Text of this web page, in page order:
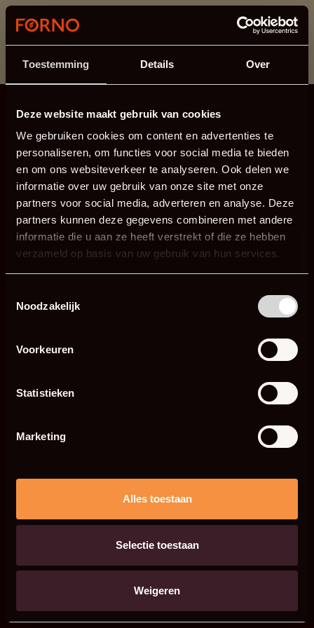
Toestemming Details Over
Deze website maakt gebruik van cookies
We gebruiken cookies om content en advertenties te
personaliseren, om functies voor social media te bieden
en om ons websiteverkeer te analyseren. Ook delen we
informatie over uw gebruik van onze site met onze
partners voor social media, adverteren en analyse. Deze
partners kunnen deze gegevens combineren met andere
informatie die u aan ze heeft verstrekt of die ze hebben
verzameld op basis van uw gebruik van hun services.
Noodzakelijk
Voorkeuren
Statistieken
Marketing
Alles toestaan
Selectie toestaan
Weigeren
This section is currently under maintenance.
If you are missing information, you can call us at +31
413 745 423 or email us at info@forno.eu